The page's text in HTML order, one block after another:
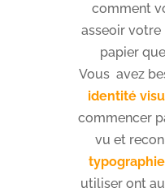
comment
asseoir
papier
Vous avez
identité
commencer
vu et
typographie
utiliser ont